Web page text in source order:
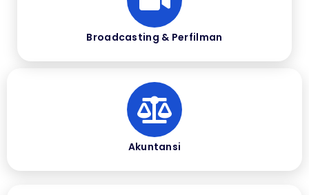
Broadcasting & Perfilman
Akuntansi